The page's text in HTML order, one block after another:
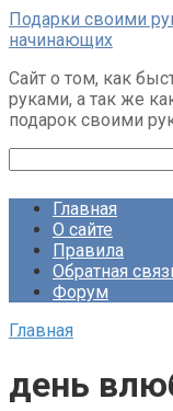
Перейти
к
Подарки своими
начинающих
Сайт о том, как
руками, а так же
подарок своими
Главная
О сайте
Правила
Обратная
Форум
Главная
день